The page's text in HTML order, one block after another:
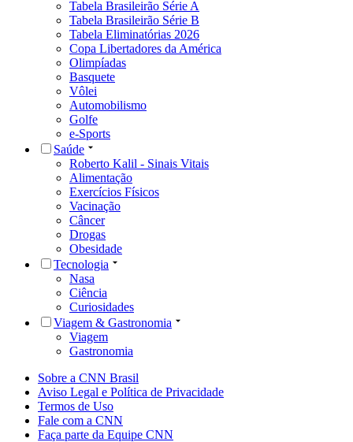
Tabela Brasileirão Série A
Tabela Brasileirão Série B
Tabela Eliminatórias 2026
Copa Libertadores da América
Olimpíadas
Basquete
Vôlei
Automobilismo
Golfe
e-Sports
Saúde
Roberto Kalil - Sinais Vitais
Alimentação
Exercícios Físicos
Vacinação
Câncer
Drogas
Obesidade
Tecnologia
Nasa
Ciência
Curiosidades
Viagem & Gastronomia
Viagem
Gastronomia
Sobre a CNN Brasil
Aviso Legal e Política de Privacidade
Termos de Uso
Fale com a CNN
Faça parte da Equipe CNN